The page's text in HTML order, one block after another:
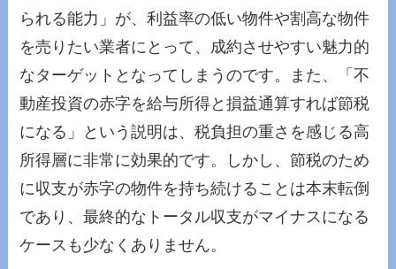
られる能力」が、利益率の低い物件や割高な物件
を売りたい業者にとって、成約させやすい魅力的
なターゲットとなってしまうのです。また、「不
動産投資の赤字を給与所得と損益通算すれば節税
になる」という説明は、税負担の重さを感じる高
所得層に非常に効果的です。しかし、節税のため
に収支が赤字の物件を持ち続けることは本末転倒
であり、最終的なトータル収支がマイナスになる
ケースも少なくありません。